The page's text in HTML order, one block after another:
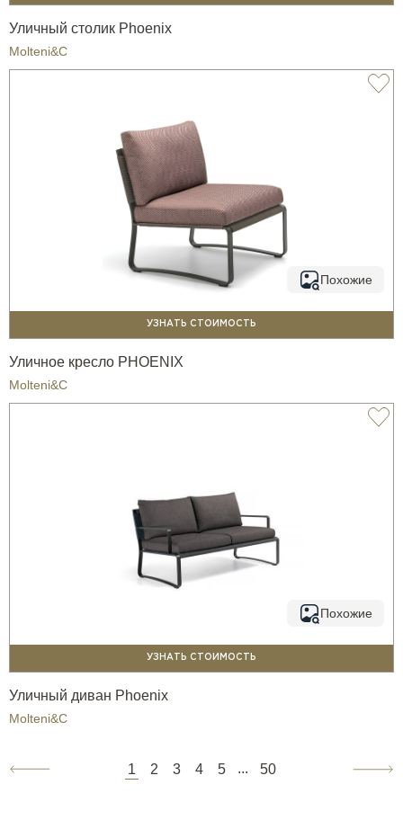
Уличный столик Phoenix
Molteni&C
Похожие
УЗНАТЬ СТОИМОСТЬ
Уличное кресло PHOENIX
Molteni&C
Похожие
УЗНАТЬ СТОИМОСТЬ
Уличный диван Phoenix
Molteni&C
1 2 3 4 5 ... 50